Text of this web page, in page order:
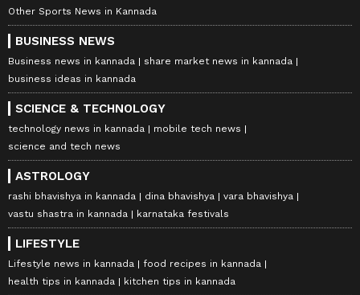
Other Sports News in Kannada
BUSINESS NEWS
Business news in kannada
share market news in kannada
business ideas in kannada
SCIENCE & TECHNOLOGY
technology news in kannada
mobile tech news
science and tech news
ASTROLOGY
rashi bhavishya in kannada dina bhavishya
vara bhavishya
vastu shastra in kannada
karnataka festivals
LIFESTYLE
Lifestyle news in kannada
food recipes in kannada
health tips in kannada
kitchen tips in kannada